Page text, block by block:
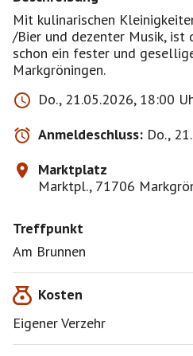
Mit kulinarischen
/Bier und dezenter Musik, ist
schon ein fester und
Markgröningen.
Do., 21.05.2026, 18:00
Anmeldeschluss: Do.,
Marktplatz
Marktpl., 71706
Treffpunkt
Am Brunnen
Kosten
Eigener Verzehr